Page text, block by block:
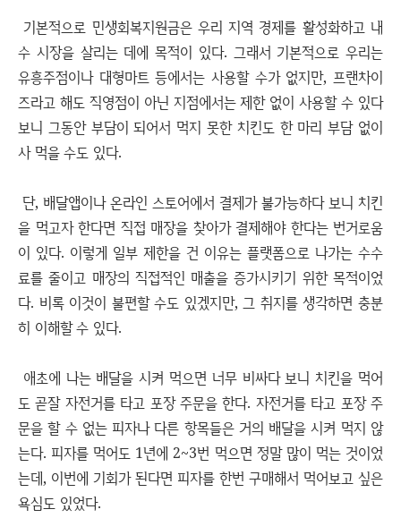
기본적으로 민생회복지원금은 우리 지역 경제를 활성화하고 내
수 시장을 살리는 데에 목적이 있다. 그래서 기본적으로 우리는
유흥주점이나 대형마트 등에서는 사용할 수가 없지만, 프랜차이
즈라고 해도 직영점이 아닌 지점에서는 제한 없이 사용할 수 있다
보니 그동안 부담이 되어서 먹지 못한 치킨도 한 마리 부담 없이
사 먹을 수도 있다.
단, 배달앱이나 온라인 스토어에서 결제가 불가능하다 보니 치킨
을 먹고자 한다면 직접 매장을 찾아가 결제해야 한다는 번거로움
이 있다. 이렇게 일부 제한을 건 이유는 플랫폼으로 나가는 수수
료를 줄이고 매장의 직접적인 매출을 증가시키기 위한 목적이었
다. 비록 이것이 불편할 수도 있겠지만, 그 취지를 생각하면 충분
히 이해할 수 있다.
애초에 나는 배달을 시켜 먹으면 너무 비싸다 보니 치킨을 먹어
도 곧잘 자전거를 타고 포장 주문을 한다. 자전거를 타고 포장 주
문을 할 수 없는 피자나 다른 항목들은 거의 배달을 시켜 먹지 않
는다. 피자를 먹어도 1년에 2~3번 먹으면 정말 많이 먹는 것이었
는데, 이번에 기회가 된다면 피자를 한번 구매해서 먹어보고 싶은
욕심도 있었다.